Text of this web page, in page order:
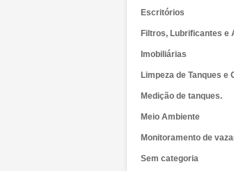
Escritórios
Filtros, Lubrificantes e
Imobiliárias
Limpeza de Tanques e
Medição de tanques.
Meio Ambiente
Monitoramento de
Sem categoria